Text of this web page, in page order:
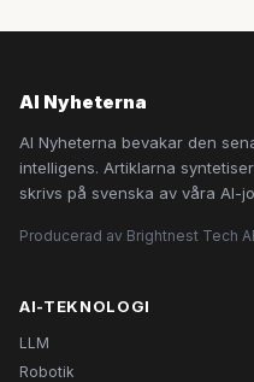
AI Nyheterna
AI Nyheterna bevakar den
intelligens. Artiklarna
skrivs på svenska av våra AI-
Producerad av Brightnest Tech
AI-TEKNOLOGI
LLM
Robotik